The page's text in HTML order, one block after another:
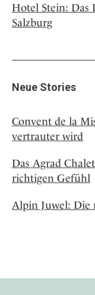
Hotel Stein: Das
Salzburg
Neue Stories
Convent de la
vertrauter wird
Das Agrad
richtigen Gefühl
Alpin Juwel: Die